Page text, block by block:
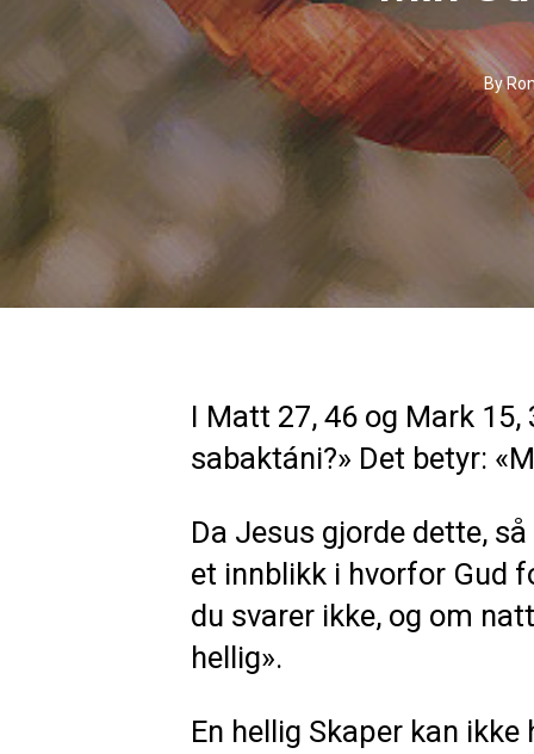
By
I Matt 27, 46 og Mark 15,
sabaktáni?» Det betyr:
Da Jesus gjorde dette,
et innblikk i hvorfor Gud
du svarer ikke, og om
hellig».
En hellig Skaper kan